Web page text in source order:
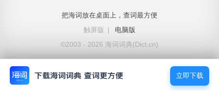
把海词放在桌面上，查词最方便
触屏版
|
电脑版
©2003 - 2026 海词词典(Dict.cn)
立即下载
立即下载